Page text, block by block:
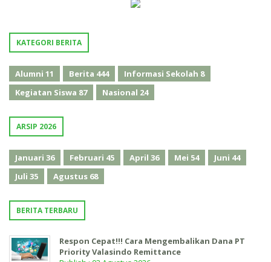
KATEGORI BERITA
Alumni 11 Berita 444 Informasi Sekolah 8
Kegiatan Siswa 87 Nasional 24
ARSIP 2026
Januari 36 Februari 45 April 36 Mei 54 Juni 44
Juli 35 Agustus 68
BERITA TERBARU
Respon Cepat!!! Cara Mengembalikan Dana PT
Priority Valasindo Remittance